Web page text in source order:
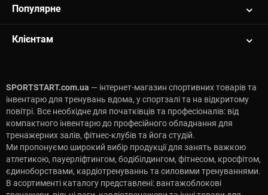
Популярне
Клієнтам
SPORTSTART.com.ua — інтернет-магазин спортивних товарів та
інвентарю для тренувань вдома, у спортзалі та на відкритому
повітрі. Все необхідне для початківців та професіоналів: від
компактного інвентарю до професійного обладнання для
тренажерних залів, фітнес-клубів та йога студій.
Ми пропонуємо широкий вибір продукції для занять важкою
атлетикою, пауерліфтингом, бодібілдингом, фітнесом, кросфітом,
єдиноборствами, кардіотренуваннь та силовими тренуваннями.
В асортименті каталогу представлені: вантажоблокові